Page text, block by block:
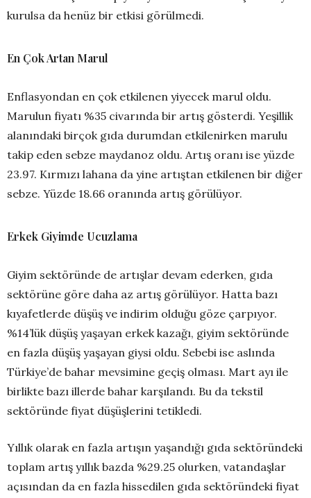
kurulsa da henüz bir etkisi görülmedi.
En Çok Artan Marul
Enflasyondan en çok etkilenen yiyecek marul oldu.
Marulun fiyatı %35 civarında bir artış gösterdi. Yeşillik
alanındaki birçok gıda durumdan etkilenirken marulu
takip eden sebze maydanoz oldu. Artış oranı ise yüzde
23.97. Kırmızı lahana da yine artıştan etkilenen bir diğer
sebze. Yüzde 18.66 oranında artış görülüyor.
Erkek Giyimde Ucuzlama
Giyim sektöründe de artışlar devam ederken, gıda
sektörüne göre daha az artış görülüyor. Hatta bazı
kıyafetlerde düşüş ve indirim olduğu göze çarpıyor.
%14’lük düşüş yaşayan erkek kazağı, giyim sektöründe
en fazla düşüş yaşayan giysi oldu. Sebebi ise aslında
Türkiye’de bahar mevsimine geçiş olması. Mart ayı ile
birlikte bazı illerde bahar karşılandı. Bu da tekstil
sektöründe fiyat düşüşlerini tetikledi.
Yıllık olarak en fazla artışın yaşandığı gıda sektöründeki
toplam artış yıllık bazda %29.25 olurken, vatandaşlar
açısından da en fazla hissedilen gıda sektöründeki fiyat